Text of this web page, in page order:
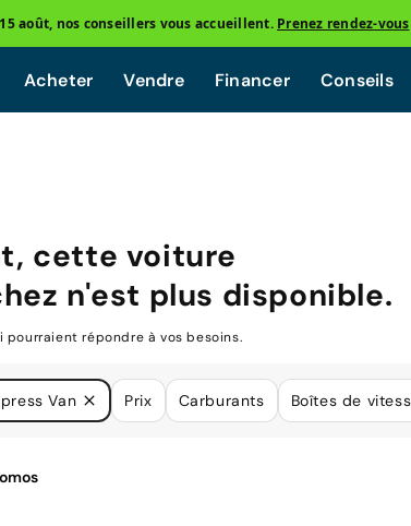
août, nos conseillers vous accueillent. Prenez rendez-vous
Acheter Vendre Financer Conseils
cette voiture
n'est plus disponible.
pourraient répondre à vos besoins.
Van Prix Carburants Boîtes de